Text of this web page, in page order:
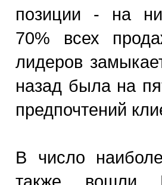
позиции - на
70% всех
лидеров
назад была на
предпочтений
В число